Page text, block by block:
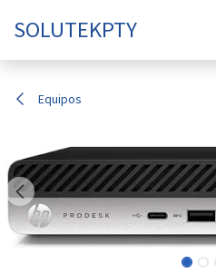
SOLUTEKPTY
Equipos